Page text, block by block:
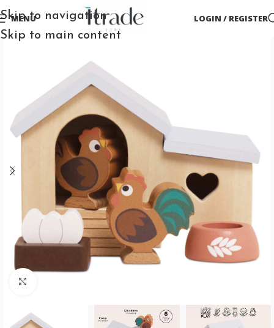
Skip to navigation
Skip to main content
MENU LOGIN / REGISTER